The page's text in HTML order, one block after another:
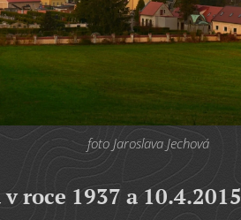
foto Jaroslava Jechová
roce 1937 a 10.4.2015